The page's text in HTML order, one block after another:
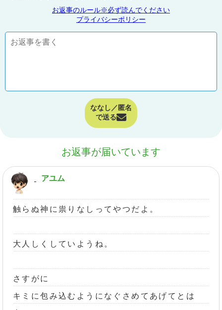
お返事のルール※必ず読んでください
プライバシーポリシー
ななし／匿名
で送る
お返事が届いています
アユム
触らぬ神に祟りなしってやつだよ。
大人しくしていようね。
さすがに
キミに包み込むようになぐさめてあげてとは